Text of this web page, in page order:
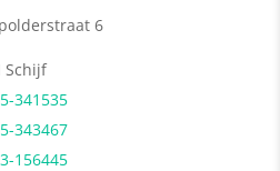
6
Schijf
341535
343467
156445